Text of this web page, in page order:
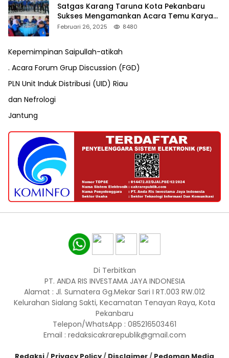
Satgas Karang Taruna Kota Pekanbaru
Sukses Mengamankan Acara Temu Karya
VII Karang Taruna Pekanbaru
Februari 26, 2025 8480
Kepemimpinan Saipullah-atikah
. Acara Forum Grup Discussion (FGD)
PLN Unit Induk Distribusi (UID) Riau
dan Nefrologi
Jantung
Di Terbitkan
PT. ANDA RIS INVESTAMA JAYA INDONESIA
Alamat : Jl. Sumatera Gg.Mekar Sari I RT.003 RW.012
Kelurahan Sialang Sakti, Kecamatan Tenayan Raya, Kota
Pekanbaru
Telepon/WhatsApp : 085216503461
Email : redaksicakrarepublik@gmail.com